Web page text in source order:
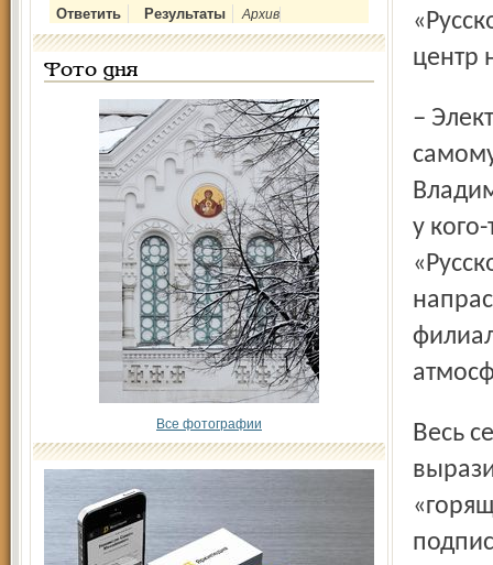
Архив
Фото дня
Все фотографии
центр
– Электронный филиал ни в коем случае не замена
у
Весь секрет успешного развития начинания, как образно